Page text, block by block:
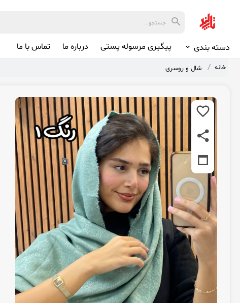
دسته بندی پیگیری مرسوله پستی درباره ما تماس با ما
خانه شال و روسری